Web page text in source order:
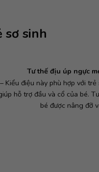
sơ sinh
Tư thế địu úp ngực
– Kiểu điệu này phù hợp với
hỗ trợ đầu và cổ của bé.
bé được nâng đỡ